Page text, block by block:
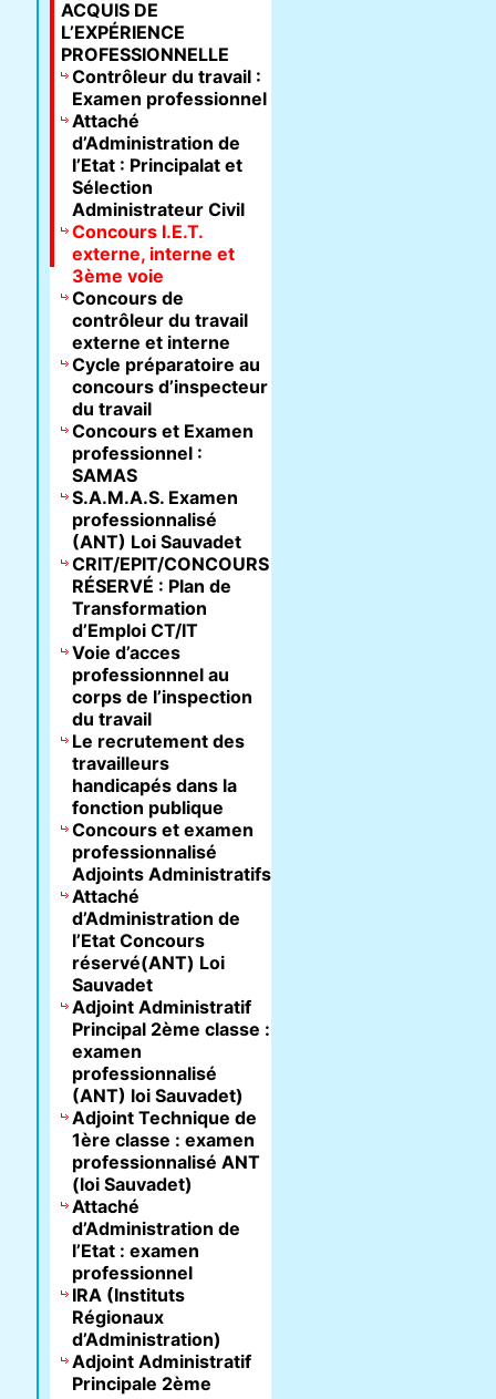
ACQUIS DE
L’EXPÉRIENCE
PROFESSIONNELLE
Contrôleur du travail :
Examen professionnel
Attaché
d’Administration de
l’Etat : Principalat et
Sélection
Administrateur Civil
Concours I.E.T.
externe, interne et
3ème voie
Concours de
contrôleur du travail
externe et interne
Cycle préparatoire au
concours d’inspecteur
du travail
Concours et Examen
professionnel :
SAMAS
S.A.M.A.S. Examen
professionnalisé
(ANT) Loi Sauvadet
CRIT/EPIT/CONCOURS
RÉSERVÉ : Plan de
Transformation
d’Emploi CT/IT
Voie d’acces
professionnnel au
corps de l’inspection
du travail
Le recrutement des
travailleurs
handicapés dans la
fonction publique
Concours et examen
professionnalisé
Adjoints Administratifs
Attaché
d’Administration de
l’Etat Concours
réservé(ANT) Loi
Sauvadet
Adjoint Administratif
Principal 2ème classe :
examen
professionnalisé
(ANT) loi Sauvadet)
Adjoint Technique de
1ère classe : examen
professionnalisé ANT
(loi Sauvadet)
Attaché
d’Administration de
l’Etat : examen
professionnel
IRA (Instituts
Régionaux
d’Administration)
Adjoint Administratif
Principale 2ème